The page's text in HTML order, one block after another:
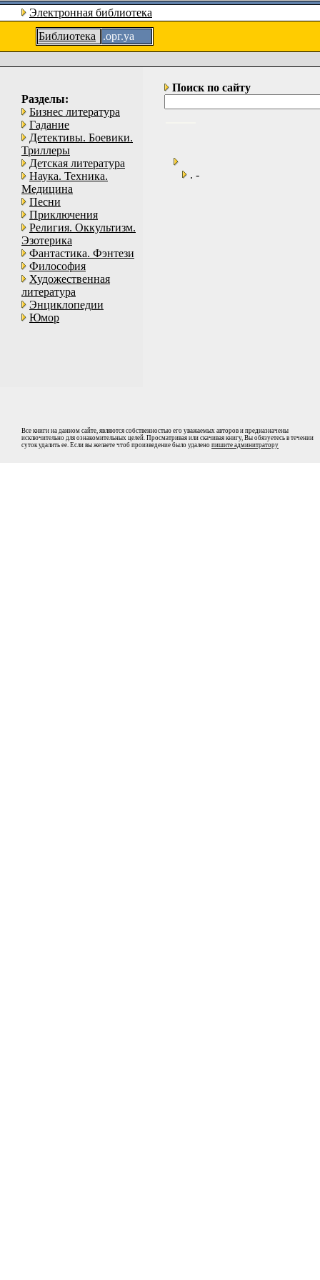
Электронная библиотека
Библиотека
.орг.уа
Разделы:
Бизнес литература
Гадание
Детективы. Боевики.
Триллеры
Детская литература
Наука. Техника.
Медицина
Песни
Приключения
Религия. Оккультизм.
Эзотерика
Фантастика. Фэнтези
Философия
Художественная
литература
Энциклопедии
Юмор
Поиск по сайту
. -
Все книги на данном сайте, являются собственностью его уважаемых авторов и предназначены
исключительно для ознакомительных целей. Просматривая или скачивая книгу, Вы обязуетесь в течении
суток удалить ее. Если вы желаете чтоб произведение было удалено пишите админитратору